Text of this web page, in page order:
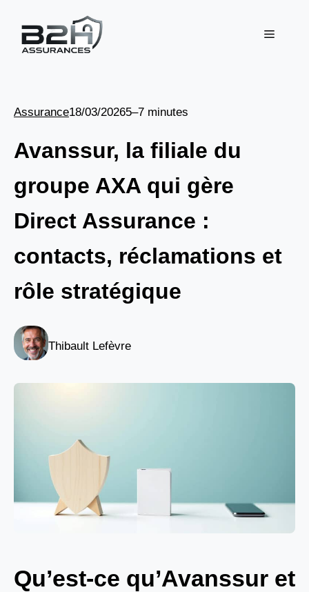
contenu
Menu
Assurance18/03/20265–7 minutes
Avanssur, la filiale du
groupe AXA qui gère
Direct Assurance :
contacts, réclamations et
rôle stratégique
Thibault Lefèvre
Qu’est-ce qu’Avanssur et